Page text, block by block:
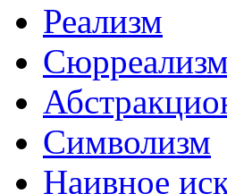
Реализм
Сюрреализм
Символизм
Наивное